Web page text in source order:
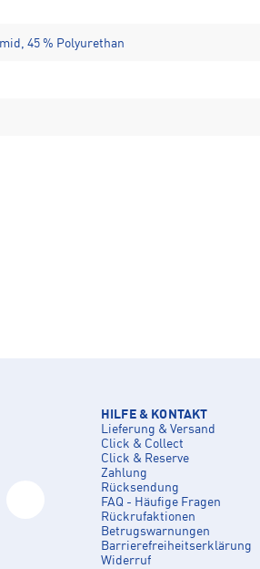
45 % Polyurethan
HILFE & KONTAKT
Lieferung & Versand
Click & Collect
Click & Reserve
Zahlung
Rücksendung
FAQ - Häufige Fragen
Rückrufaktionen
Betrugswarnungen
Barrierefreiheitserklärung
Widerruf